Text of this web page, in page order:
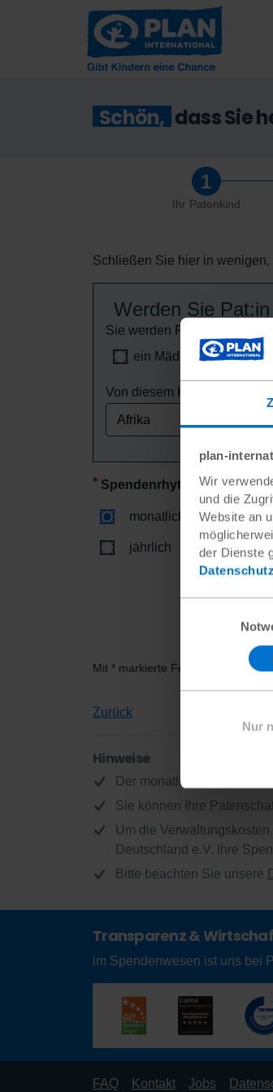
plan-
Wir
und die
Website an
der Dienste
Datenschutz
Nur
Schön, dass Sie
Ihr Patenkind
Schließen Sie hier in
Werden Sie
Sie werden Pat:in für
ein Mädchen
Von diesem Kontinent
Spendenrhythmus
monatlich
jährlich
Ihr
Mit
Mit * markierte Felder sind
Zurück
Hinweise
Der monatliche
Sie können Ihre
Um die
Deutschland e.V. Ihre
Bitte beachten Sie unsere
Transparenz &
im Spendenwesen ist uns bei
FAQ Kontakt Jobs